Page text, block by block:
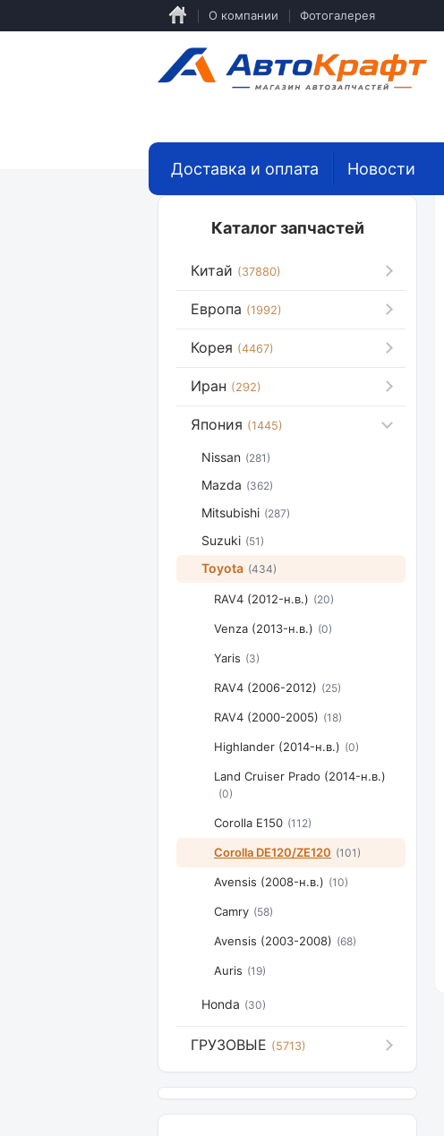
основному
О компании Фотогалерея
Доставка и оплата Новости
Каталог запчастей
Китай (37880)
Европа (1992)
Корея (4467)
Иран (292)
Япония (1445)
Nissan (281)
Mazda (362)
Mitsubishi (287)
Suzuki (51)
Toyota (434)
RAV4 (2012-н.в.) (20)
Venza (2013-н.в.) (0)
Yaris (3)
RAV4 (2006-2012) (25)
RAV4 (2000-2005) (18)
Highlander (2014-н.в.) (0)
Land Cruiser Prado (2014-н.в.)
(0)
Corolla E150 (112)
Corolla DE120/ZE120 (101)
Avensis (2008-н.в.) (10)
Camry (58)
Avensis (2003-2008) (68)
Auris (19)
Honda (30)
ГРУЗОВЫЕ (5713)